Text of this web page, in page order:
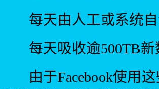
每天由人工或系统自
每天吸收逾500TB新
由于Facebook使用这